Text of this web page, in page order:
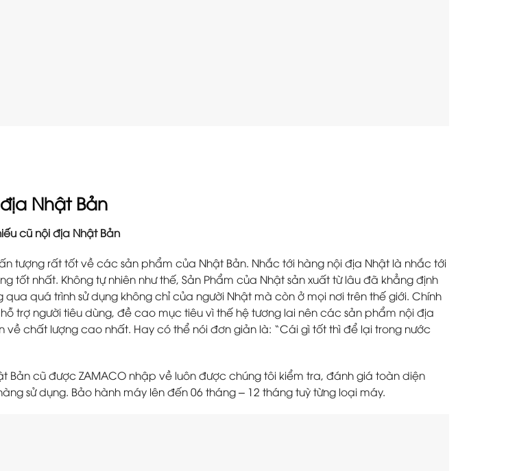
Nhật Bản
cũ nội địa Nhật Bản
tượng rất tốt về các sản phẩm của Nhật Bản. Nhắc tới hàng nội địa Nhật là nhắc tới
tốt nhất. Không tự nhiên như thế, Sản Phẩm của Nhật sản xuất từ lâu đã khẳng định
quá trình sử dụng không chỉ của người Nhật mà còn ở mọi nơi trên thế giới. Chính
trợ người tiêu dùng, đề cao mục tiêu vì thế hệ tương lai nên các sản phẩm nội địa
về chất lượng cao nhất. Hay có thể nói đơn giản là: “Cái gì tốt thì để lại trong nước
Bản cũ được ZAMACO nhập về luôn được chúng tôi kiểm tra, đánh giá toàn diện
sử dụng. Bảo hành máy lên đến 06 tháng – 12 tháng tuỳ từng loại máy.